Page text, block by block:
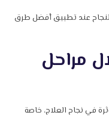
عند تطبيق أفضل طرق
مراحل
في نجاح العلاج، خاصة